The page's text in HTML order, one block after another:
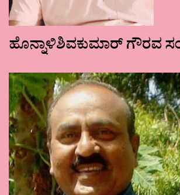
ಹೊನ್ನಾಳಿಶಿವಕುಮಾರ್ ಗೌರವ